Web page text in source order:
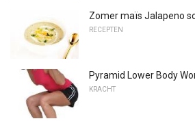
Zomer maïs Jalapeno
RECEPTEN
Pyramid Lower Body
KRACHT